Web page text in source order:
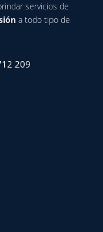
servicios de
a todo tipo de
209